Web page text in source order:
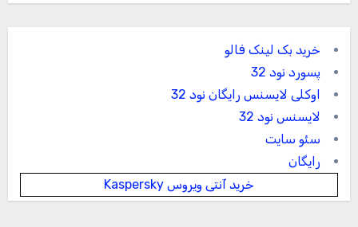
خرید بک لینک فالو
پسورد نود 32
اوکلی لایسنس رایگان نود 32
لایسنس نود 32
سئو سایت
رایگان
خرید آنتی ویروس Kaspersky